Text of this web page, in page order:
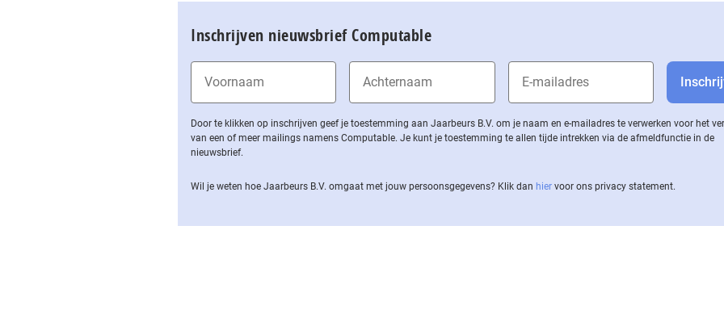
Inschrijven nieuwsbrief Computable
Door te klikken op inschrijven geef je toestemming aan Jaarbeurs B.V. om je naam en e-mailadres te verwerken voor het
van een of meer mailings namens Computable. Je kunt je toestemming te allen tijde intrekken via de af­meld­func­tie in de
nieuwsbrief.
Wil je weten hoe Jaarbeurs B.V. omgaat met jouw per­soons­ge­ge­vens? Klik dan hier voor ons privacy statement.